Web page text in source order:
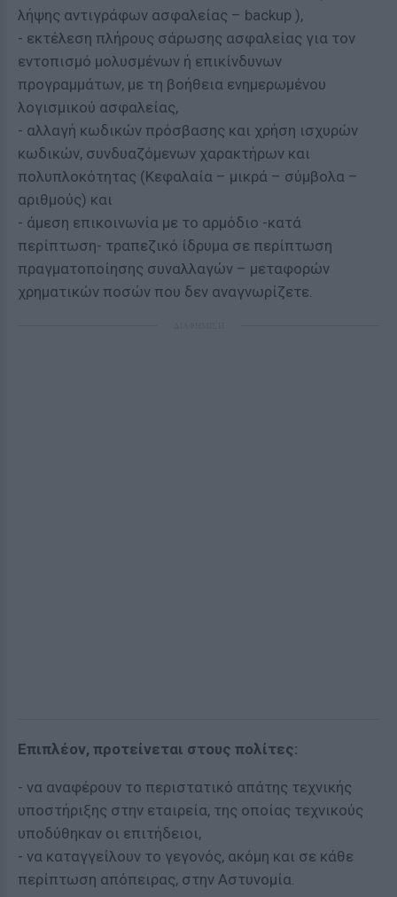
λήψης αντιγράφων ασφαλείας – backup ),
- εκτέλεση πλήρους σάρωσης ασφαλείας για τον
εντοπισμό μολυσμένων ή επικίνδυνων
προγραμμάτων, με τη βοήθεια ενημερωμένου
λογισμικού ασφαλείας,
- αλλαγή κωδικών πρόσβασης και χρήση ισχυρών
κωδικών, συνδυαζόμενων χαρακτήρων και
πολυπλοκότητας (Κεφαλαία – μικρά – σύμβολα –
αριθμούς) και
- άμεση επικοινωνία με το αρμόδιο -κατά
περίπτωση- τραπεζικό ίδρυμα σε περίπτωση
πραγματοποίησης συναλλαγών – μεταφορών
χρηματικών ποσών που δεν αναγνωρίζετε.
Επιπλέον, προτείνεται στους πολίτες:
- να αναφέρουν το περιστατικό απάτης τεχνικής
υποστήριξης στην εταιρεία, της οποίας τεχνικούς
υποδύθηκαν οι επιτήδειοι,
- να καταγγείλουν το γεγονός, ακόμη και σε κάθε
περίπτωση απόπειρας, στην Αστυνομία.